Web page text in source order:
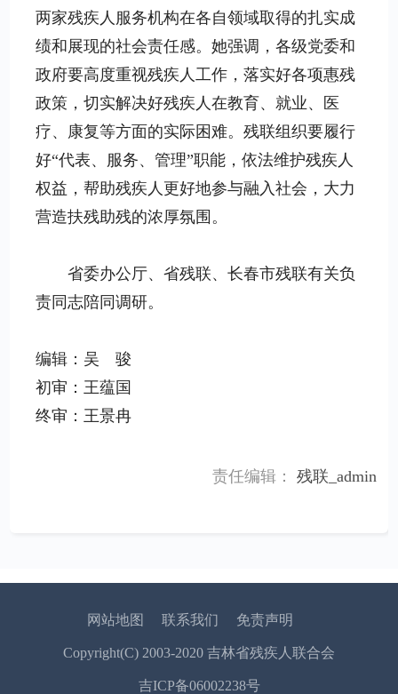
两家残疾人服务机构在各自领域取得的扎实成
绩和展现的社会责任感。她强调，各级党委和
政府要高度重视残疾人工作，落实好各项惠残
政策，切实解决好残疾人在教育、就业、医
疗、康复等方面的实际困难。残联组织要履行
好“代表、服务、管理”职能，依法维护残疾人
权益，帮助残疾人更好地参与融入社会，大力
营造扶残助残的浓厚氛围。
省委办公厅、省残联、长春市残联有关负
责同志陪同调研。
编辑：吴 骏
初审：王蕴国
终审：王景冉
责任编辑： 残联_admin
网站地图 联系我们 免责声明
Copyright(C) 2003-2020 吉林省残疾人联合会
吉ICP备06002238号